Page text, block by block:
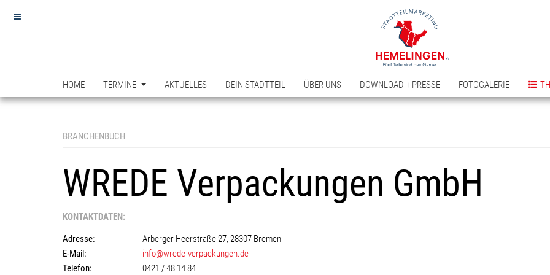
HOME TERMINE AKTUELLES DEIN STADTTEIL ÜBER UNS DOWNLOAD + PRESSE FOTOGALERIE
BRANCHENBUCH
WREDE Verpackungen GmbH
KONTAKTDATEN:
Adresse:
Arberger Heerstraße 27, 28307 Bremen
E-Mail:
info@wrede-verpackungen.de
Telefon:
0421 / 48 14 84